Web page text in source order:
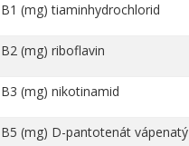
(mg) tiaminhydrochlorid
(mg) riboflavin
(mg) nikotinamid
(mg) D-pantotenát vápenatý